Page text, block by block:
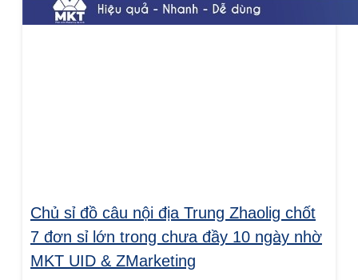
Chủ sỉ đồ câu nội địa Trung Zhaolig chốt
7 đơn sỉ lớn trong chưa đầy 10 ngày nhờ
MKT UID & ZMarketing